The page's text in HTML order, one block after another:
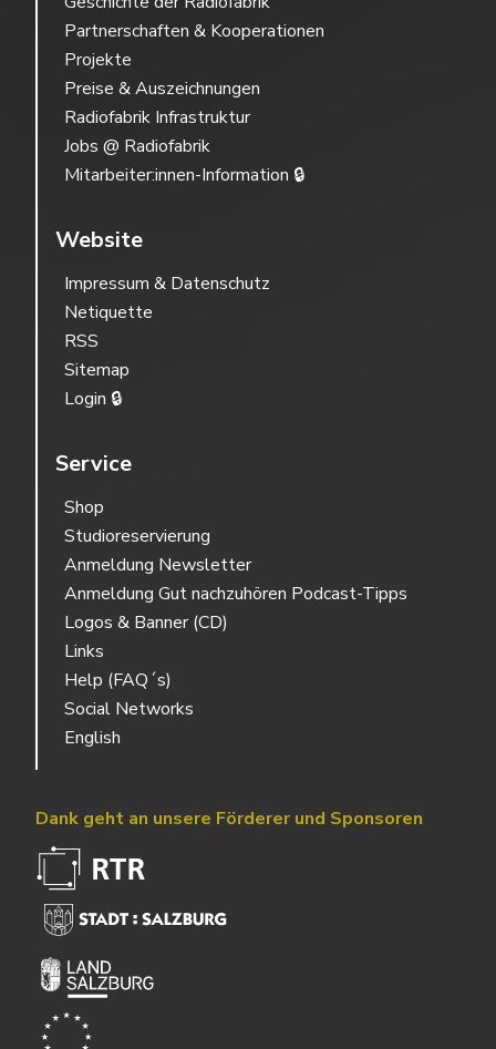
Partnerschaften & Kooperationen
Projekte
Preise & Auszeichnungen
Radiofabrik Infrastruktur
Jobs @ Radiofabrik
Mitarbeiter:innen-Information 🔒
Website
Impressum & Datenschutz
Netiquette
RSS
Sitemap
Login 🔒
Service
Shop
Studioreservierung
Anmeldung Newsletter
Anmeldung Gut nachzuhören Podcast-Tipps
Logos & Banner (CD)
Links
Help (FAQ´s)
Social Networks
English
Dank geht an unsere Förderer und Sponsoren